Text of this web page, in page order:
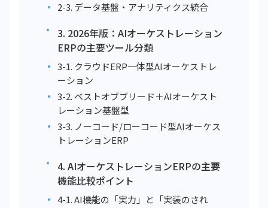
2-3. データ基盤・アナリティクス統合
3. 2026年版：AIオーケストレーション
ERPの主要ツール分類
3-1. クラウドERP一体型AIオーケストレ
ーション
3-2. ベストオブブリード＋AIオーケスト
レーション基盤型
3-3. ノーコード/ローコード型AIオーケス
トレーションERP
4. AIオーケストレーションERPの主要
機能比較ポイント
4-1. AI機能の「実力」と「実装のされ